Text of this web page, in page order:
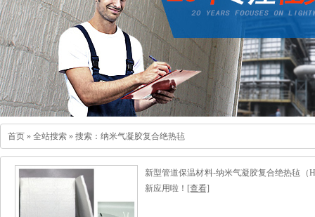
首页 » 全站搜索 » 搜索：纳米气凝胶复合绝热毡
新型管道保温材料-纳米气凝胶复合绝热毡
新应用啦！ [查看]